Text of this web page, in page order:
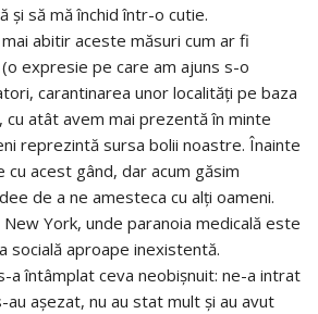
și să mă închid într-o cutie.
abitir aceste măsuri cum ar fi
(o expresie pe care am ajuns s-o
carantinarea unor localități pe baza
atât avem mai prezentă în minte
reprezintă sursa bolii noastre. Înainte
acest gând, dar acum găsim
de a ne amesteca cu alți oameni.
York, unde paranoia medicală este
socială aproape inexistentă.
a întâmplat ceva neobișnuit: ne-a intrat
au așezat, nu au stat mult și au avut